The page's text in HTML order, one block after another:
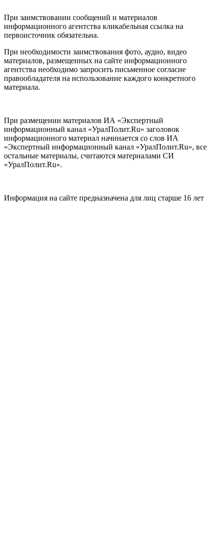
При заимствовании сообщений и материалов
информационного агентства кликабельная ссылка на
первоисточник обязательна.
При необходимости заимствования фото, аудио, видео
материалов, размещенных на сайте информационного
агентства необходимо запросить письменное согласие
правообладателя на использование каждого конкретного
материала.
При размещении материалов ИА «Экспертный
информационный канал «УралПолит.Ru» заголовок
информационного материал начинается со слов ИА
«Экспертный информационный канал «УралПолит.Ru», все
остальные материалы, считаются материалами СИ
«УралПолит.Ru».
Информация на сайте предназначена для лиц старше 16 лет